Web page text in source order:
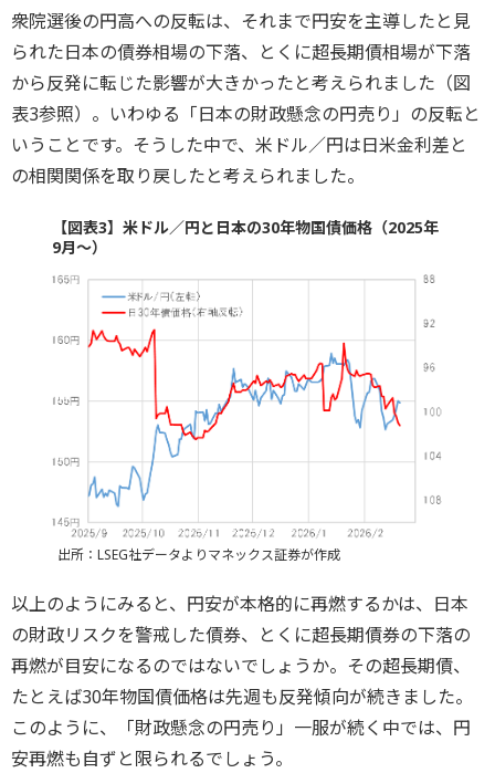
衆院選後の円高への反転は、それまで円安を主導したと見
られた日本の債券相場の下落、とくに超長期債相場が下落
から反発に転じた影響が大きかったと考えられました（図
表3参照）。いわゆる「日本の財政懸念の円売り」の反転と
いうことです。そうした中で、米ドル／円は日米金利差と
の相関関係を取り戻したと考えられました。
【図表3】米ドル／円と日本の30年物国債価格（2025年
9月～）
出所：LSEG社データよりマネックス証券が作成
以上のようにみると、円安が本格的に再燃するかは、日本
の財政リスクを警戒した債券、とくに超長期債券の下落の
再燃が目安になるのではないでしょうか。その超長期債、
たとえば30年物国債価格は先週も反発傾向が続きました。
このように、「財政懸念の円売り」一服が続く中では、円
安再燃も自ずと限られるでしょう。